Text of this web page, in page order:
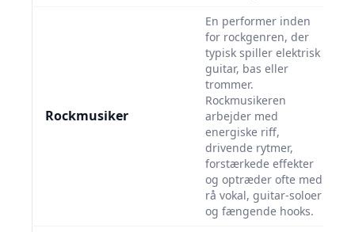
Rockmusiker
En performer inden
for rockgenren, der
typisk spiller elektrisk
guitar, bas eller
trommer.
Rockmusikeren
arbejder med
energiske riff,
drivende rytmer,
forstærkede effekter
og optræder ofte med
rå vokal, guitar-soloer
og fængende hooks.